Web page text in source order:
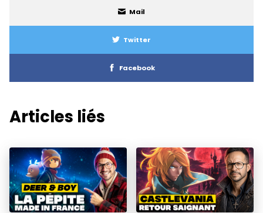
Mail
Twitter
Facebook
Articles liés